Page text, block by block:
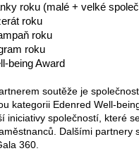
roku (malé + velké
roku
roku
roku
being Award
soutěže je společnost
kategorii Edenred Well-
iniciativy společností, které
Dalšími partnery
360.